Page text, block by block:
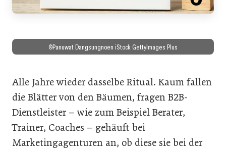
©Panuwat Dangsungnoen iStock GettyImages Plus
Alle Jahre wieder dasselbe Ritual. Kaum fallen
die Blätter von den Bäumen, fragen B2B-
Dienstleister – wie zum Beispiel Berater,
Trainer, Coaches – gehäuft bei
Marketingagenturen an, ob diese sie bei der